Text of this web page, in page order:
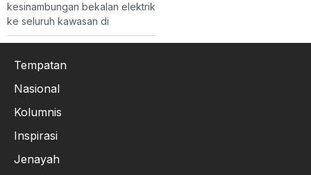
kesinambungan bekalan elektrik
ke seluruh kawasan di
Tempatan
Nasional
Kolumnis
Inspirasi
Jenayah